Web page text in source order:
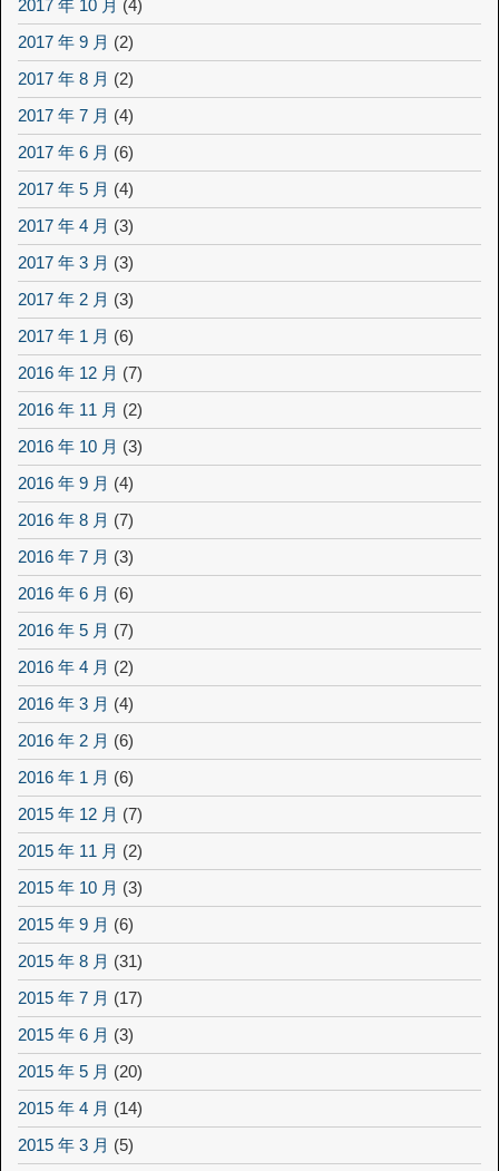
2017 年 10 月 (4)
2017 年 9 月 (2)
2017 年 8 月 (2)
2017 年 7 月 (4)
2017 年 6 月 (6)
2017 年 5 月 (4)
2017 年 4 月 (3)
2017 年 3 月 (3)
2017 年 2 月 (3)
2017 年 1 月 (6)
2016 年 12 月 (7)
2016 年 11 月 (2)
2016 年 10 月 (3)
2016 年 9 月 (4)
2016 年 8 月 (7)
2016 年 7 月 (3)
2016 年 6 月 (6)
2016 年 5 月 (7)
2016 年 4 月 (2)
2016 年 3 月 (4)
2016 年 2 月 (6)
2016 年 1 月 (6)
2015 年 12 月 (7)
2015 年 11 月 (2)
2015 年 10 月 (3)
2015 年 9 月 (6)
2015 年 8 月 (31)
2015 年 7 月 (17)
2015 年 6 月 (3)
2015 年 5 月 (20)
2015 年 4 月 (14)
2015 年 3 月 (5)